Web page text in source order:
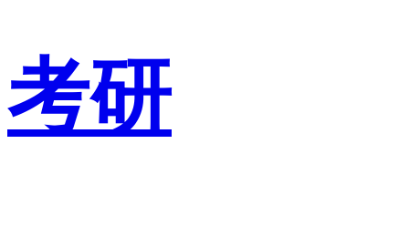
考研